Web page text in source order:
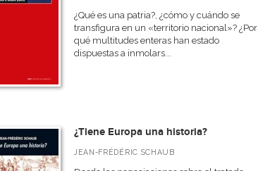
¿Qué es una patria?, ¿cómo y cuándo se
transfigura en un «territorio nacional»? ¿Por
qué multitudes enteras han estado
dispuestas a inmolars...
¿Tiene Europa una historia?
JEAN-FRÉDÉRIC SCHAUB